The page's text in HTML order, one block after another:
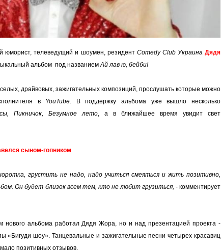
юморист, телеведущий и шоумен, резидент Comedy Club Украина Дядя
альбом под названием Ай лав ю, бейби!
драйвовых, зажигательных композиций, прослушать которые можно
в YouTube.
В поддержку альбома уже вышло несколько
Пикничок, Безумное лето , а в ближайшее время увидит свет
сыном-гопником
грустить не надо, надо учиться смеяться и жить позитивно,
Он будет близок всем тем, кто не любит грузиться, - комментирует
нового альбома работал Дядя Жора, но и над презентацией проекта -
«Бигуди шоу». Танцевальные и зажигательные песни четырех красавиц
позитивных отзывов.